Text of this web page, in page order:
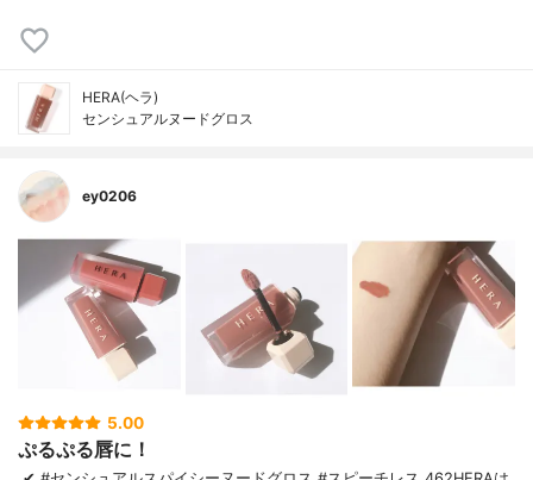
HERA(ヘラ)
センシュアルヌードグロス
ey0206
5.00
ぷるぷる唇に！